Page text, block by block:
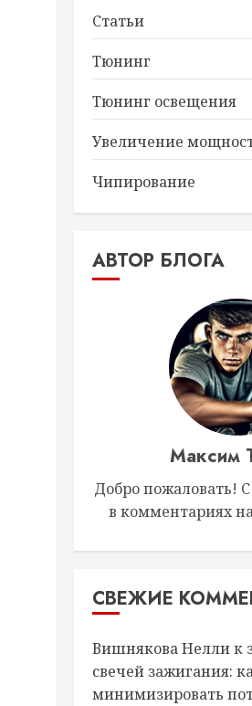
Статьи
Тюнинг
Тюнинг освещения
Увеличение
Чипирование
АВТОР БЛОГА
Максим
Добро пожаловать!
в комментариях
СВЕЖИЕ
Вишнякова Неллик
свечей зажигания:
минимизировать